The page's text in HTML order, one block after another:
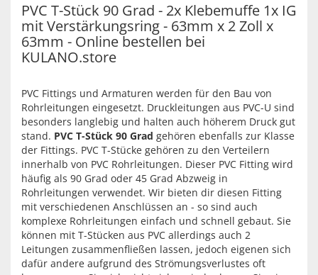
PVC T-Stück 90 Grad - 2x Klebemuffe 1x IG
mit Verstärkungsring - 63mm x 2 Zoll x
63mm - Online bestellen bei
KULANO.store
PVC Fittings und Armaturen werden für den Bau von
Rohrleitungen eingesetzt. Druckleitungen aus PVC-U sind
besonders langlebig und halten auch höherem Druck gut
stand. PVC T-Stück 90 Grad gehören ebenfalls zur Klasse
der Fittings. PVC T-Stücke gehören zu den Verteilern
innerhalb von PVC Rohrleitungen. Dieser PVC Fitting wird
häufig als 90 Grad oder 45 Grad Abzweig in
Rohrleitungen verwendet. Wir bieten dir diesen Fitting
mit verschiedenen Anschlüssen an - so sind auch
komplexe Rohrleitungen einfach und schnell gebaut. Sie
können mit T-Stücken aus PVC allerdings auch 2
Leitungen zusammenfließen lassen, jedoch eigenen sich
dafür andere aufgrund des Strömungsverlustes oft